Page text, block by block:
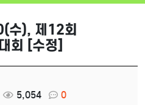
), 제12회
회 [수정]
5,054 0